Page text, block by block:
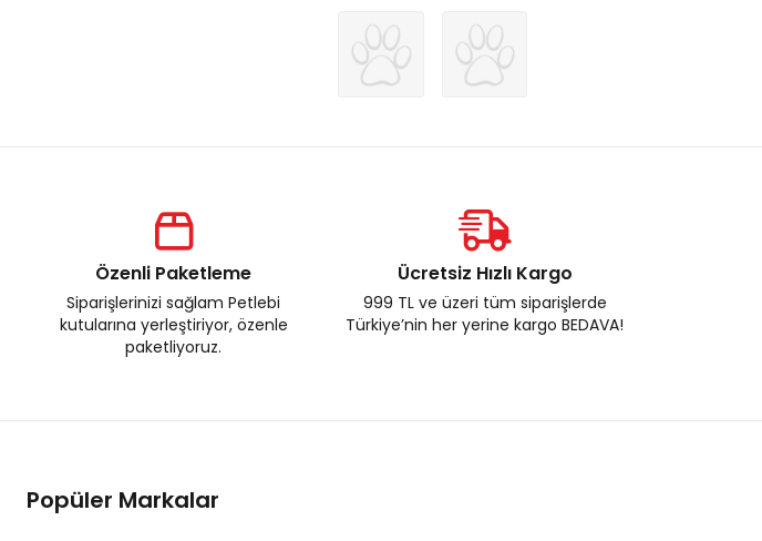
Özenli Paketleme
Siparişlerinizi sağlam Petlebi
kutularına yerleştiriyor, özenle
paketliyoruz.
Ücretsiz Hızlı Kargo
999 TL ve üzeri tüm siparişlerde
Türkiye’nin her yerine kargo BEDAVA!
Popüler Markalar